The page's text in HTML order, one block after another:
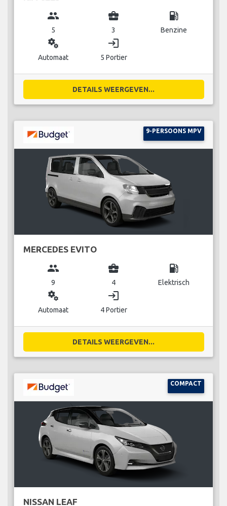
group
5
business_center
3
local_gas_station
Benzine
miscellaneous_services
Automaat
login
5 Portier
DETAILS WEERGEVEN...
9-PERSOONS MPV
MERCEDES EVITO
group
9
business_center
4
local_gas_station
Elektrisch
miscellaneous_services
Automaat
login
4 Portier
DETAILS WEERGEVEN...
COMPACT
NISSAN LEAF